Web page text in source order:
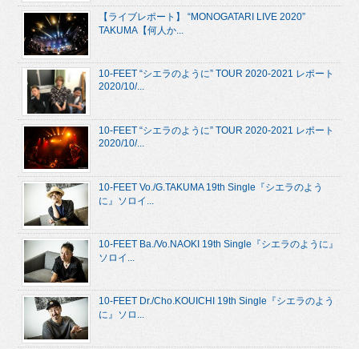
【ライブレポート】 “MONOGATARI LIVE 2020”
TAKUMA【何人か...
10-FEET “シエラのように” TOUR 2020-2021 レポート
2020/10/...
10-FEET “シエラのように” TOUR 2020-2021 レポート
2020/10/...
10-FEET Vo./G.TAKUMA 19th Single『シエラのよう
に』ソロイ...
10-FEET Ba./Vo.NAOKI 19th Single『シエラのように』
ソロイ...
10-FEET Dr./Cho.KOUICHI 19th Single『シエラのよう
に』ソロ...